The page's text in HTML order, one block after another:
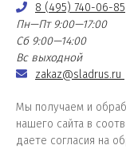
8 (495) 740-06-85
Пн—Пт 9:00—17:00
Сб 9:00—14:00
Вс выходной
zakaz@sladrus.ru
Мы получаем и
нашего сайта в
даете согласия на